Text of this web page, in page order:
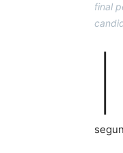
final
I